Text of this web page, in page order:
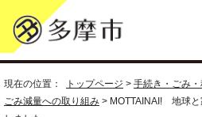
現在の位置： トップページ > 手続き・ごみ
ごみ減量への取り組み > MOTTAINAI! 地球